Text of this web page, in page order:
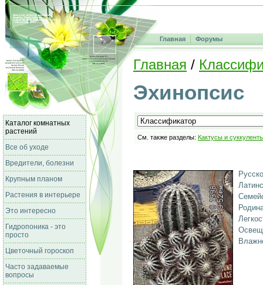
Главная Форумы
Каталог комнатных
растений
Все об уходе
Вредители, болезни
Крупным планом
Растения в интерьере
Это интересно
Гидропоника - это
просто
Цветочный гороскоп
Часто задаваемые
вопросы
Главная /
Эхинопсис
См. также разделы: Кактусы и